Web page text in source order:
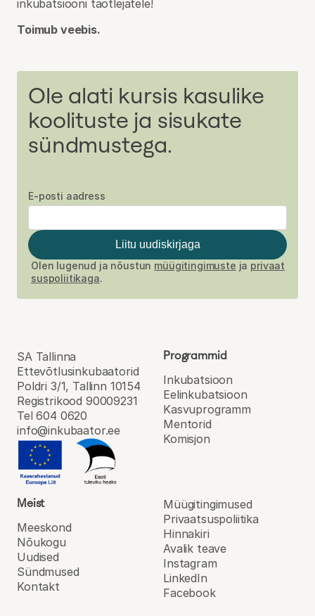
inkubatsiooni taotlejatele!
Toimub veebis.
Ole alati kursis kasulike
koolituste ja sisukate
sündmustega.
E-posti aadress
Liitu uudiskirjaga
Olen lugenud ja nõustun müügitingimuste ja privaat
suspoliitikaga.
SA Tallinna
Ettevõtlusinkubaatorid
Poldri 3/1, Tallinn 10154
Registrikood 90009231
Tel 604 0620
info@inkubaator.ee
Programmid
Inkubatsioon
Eel­inkubatsioon
Kasvu­programm
Mentorid
Komisjon
Meist
Meeskond
Nõukogu
Uudised
Sündmused
Kontakt
Müügitingimused
Privaatsuspoliitika
Hinnakiri
Avalik teave
Instagram
LinkedIn
Facebook